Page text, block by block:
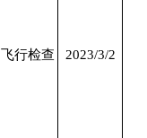
飞行检查 2023/3/2